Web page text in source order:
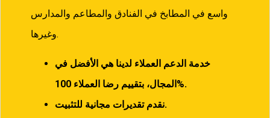
واسع في المطابخ في الفنادق والمطاعم والمدارس
وغيرها.
خدمة الدعم العملاء لدينا هي الأفضل في
المجال، بتقييم رضا العملاء100%.
نقدم تقديرات مجانية للتثبيت.